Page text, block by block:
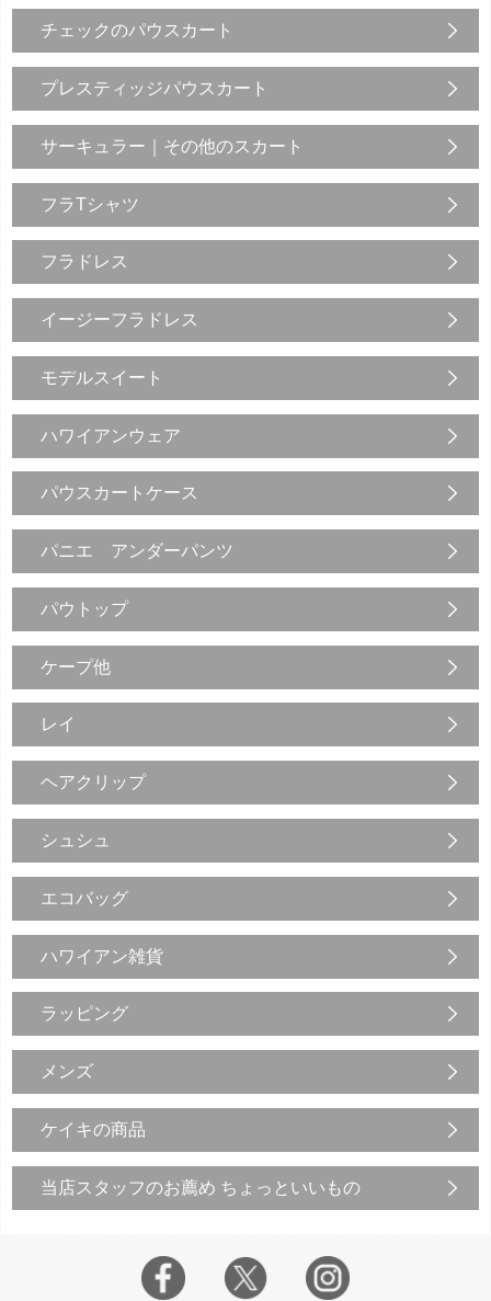
チェックのパウスカート
プレスティッジパウスカート
サーキュラー｜その他のスカート
フラTシャツ
フラドレス
イージーフラドレス
モデルスイート
ハワイアンウェア
パウスカートケース
パニエ アンダーパンツ
パウトップ
ケープ他
レイ
ヘアクリップ
シュシュ
エコバッグ
ハワイアン雑貨
ラッピング
メンズ
ケイキの商品
当店スタッフのお薦め ちょっといいもの